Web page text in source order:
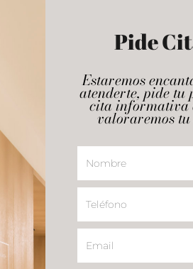
Pide
Estaremos
atenderte, pide tu
cita informativa
valoraremos tu